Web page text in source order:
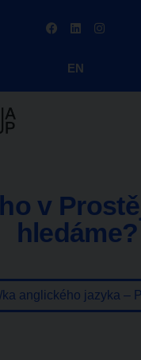
EN
v
hledáme?
ka anglického jazyka –